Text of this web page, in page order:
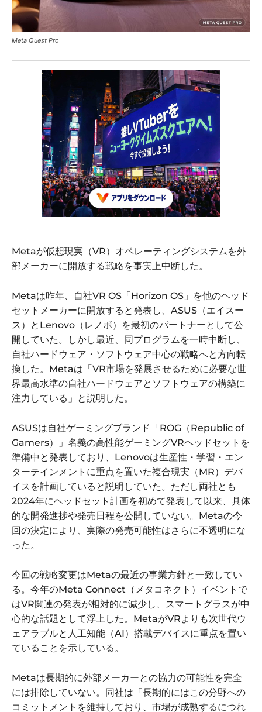
Meta Quest Pro
Metaが仮想現実（VR）オペレーティングシステムを外
部メーカーに開放する戦略を事実上中断した。
Metaは昨年、自社VR OS「Horizon OS」を他のヘッド
セットメーカーに開放すると発表し、ASUS（エイスー
ス）とLenovo（レノボ）を最初のパートナーとして公
開していた。しかし最近、同プログラムを一時中断し、
自社ハードウェア・ソフトウェア中心の戦略へと方向転
換した。Metaは「VR市場を発展させるために必要な世
界最高水準の自社ハードウェアとソフトウェアの構築に
注力している」と説明した。
ASUSは自社ゲーミングブランド「ROG（Republic of
Gamers）」名義の高性能ゲーミングVRヘッドセットを
準備中と発表しており、Lenovoは生産性・学習・エン
ターテインメントに重点を置いた複合現実（MR）デバ
イスを計画していると説明していた。ただし両社とも
2024年にヘッドセット計画を初めて発表して以来、具体
的な開発進捗や発売日程を公開していない。Metaの今
回の決定により、実際の発売可能性はさらに不透明にな
った。
今回の戦略変更はMetaの最近の事業方針と一致してい
る。今年のMeta Connect（メタコネクト）イベントで
はVR関連の発表が相対的に減少し、スマートグラスが中
心的な話題として浮上した。MetaがVRよりも次世代ウ
ェアラブルと人工知能（AI）搭載デバイスに重点を置い
ていることを示している。
Metaは長期的に外部メーカーとの協力の可能性を完全
には排除していない。同社は「長期的にはこの分野への
コミットメントを維持しており、市場が成熟するにつれ